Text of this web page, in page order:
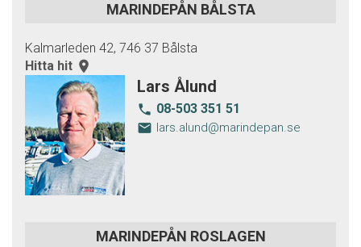
MARINDEPÅN BÅLSTA
Kalmarleden 42, 746 37 Bålsta
Hitta hit room
Lars Ålund
local_phone 08-503 351 51
email lars.alund@marindepan.se
MARINDEPÅN ROSLAGEN